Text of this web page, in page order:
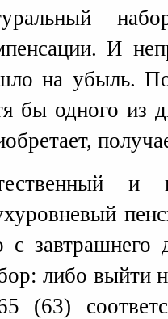
И
на убыль.
бы одного из
и
с завтрашнего
либо выйти
(63)